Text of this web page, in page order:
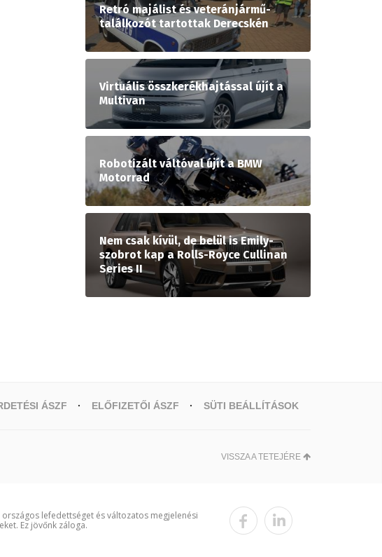
Retró majálist és veteránjármű-
találkozót tartottak Derecskén
Virtuális összkerékhajtással újít a
Multivan
Robotizált váltóval újít a BMW
Motorrad
Nem csak kívül, de belül is Emily-
szobrot kap a Rolls-Royce Cullinan
Series II
ÁSZF ELŐFIZETŐI ÁSZF SÜTI BEÁLLÍTÁSOK
VISSZA A TETEJÉRE
lefedettséget és változatos megjelenési
Ez jövőnk záloga.